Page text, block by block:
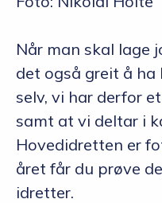
Når man skal lage
det også greit å
selv, vi har derfor
samt at vi deltar i
Hovedidretten er
året får du prøve
idretter.